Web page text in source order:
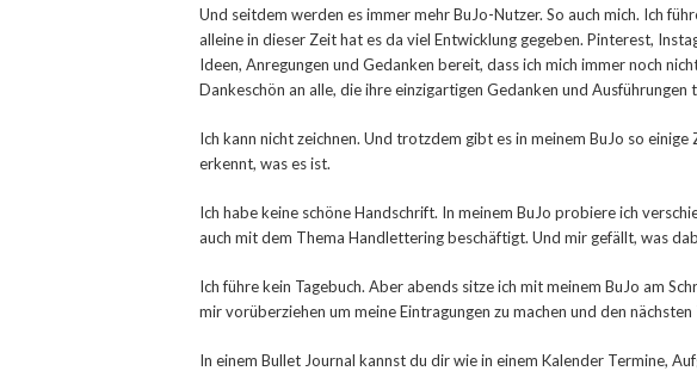
Und seitdem werden es immer mehr BuJo-Nutzer. So auch mich. Ich
alleine in dieser Zeit hat es da viel Entwicklung gegeben. Pinterest,
Ideen, Anregungen und Gedanken bereit, dass ich mich immer noch
Dankeschön an alle, die ihre einzigartigen Gedanken und Ausführungen
Ich kann nicht zeichnen. Und trotzdem gibt es in meinem BuJo so einige
erkennt, was es ist.
Ich habe keine schöne Handschrift. In meinem BuJo probiere ich
auch mit dem Thema Handlettering beschäftigt. Und mir gefällt, was
Ich führe kein Tagebuch. Aber abends sitze ich mit meinem BuJo am
mir vorüberziehen um meine Eintragungen zu machen und den nächsten
In einem Bullet Journal kannst du dir wie in einem Kalender Termine,